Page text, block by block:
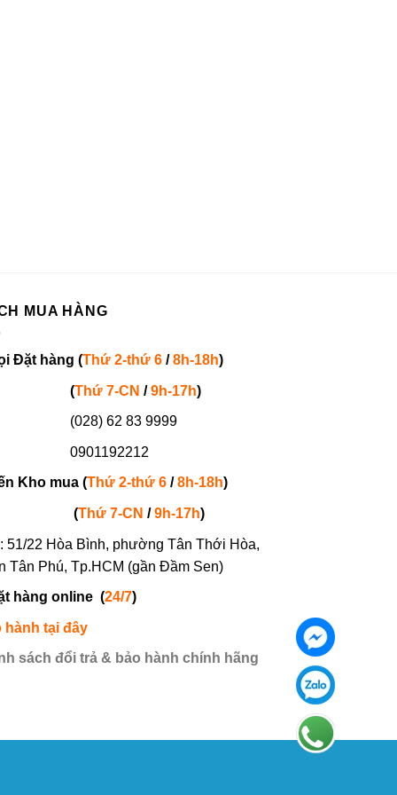
MUA HÀNG
Đặt hàng (Thứ 2-thứ 6 /8h-18h)
(Thứ 7-CN /9h-17h)
(028) 62 83 9999
Kho mua (Thứ 2-thứ 6 /8h-18h)
(Thứ 7-CN /9h-17h)
51/22 Hòa Bình, phường Tân Thới Hòa,
Tân Phú, Tp.HCM (gần Đầm Sen)
hàng online (24/7)
hành tại đây
sách đổi trả & bảo hành chính hãng